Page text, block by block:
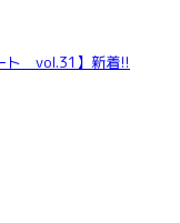
ト vol.31】 新着!!